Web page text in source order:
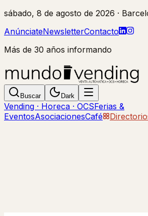
sábado, 8 de agosto de 2026 ·
AnúnciateNewsletterContacto
Más de 30 años informando
Buscar Dark
Vending · Horeca · OCSFerias &
EventosAsociacionesCafé